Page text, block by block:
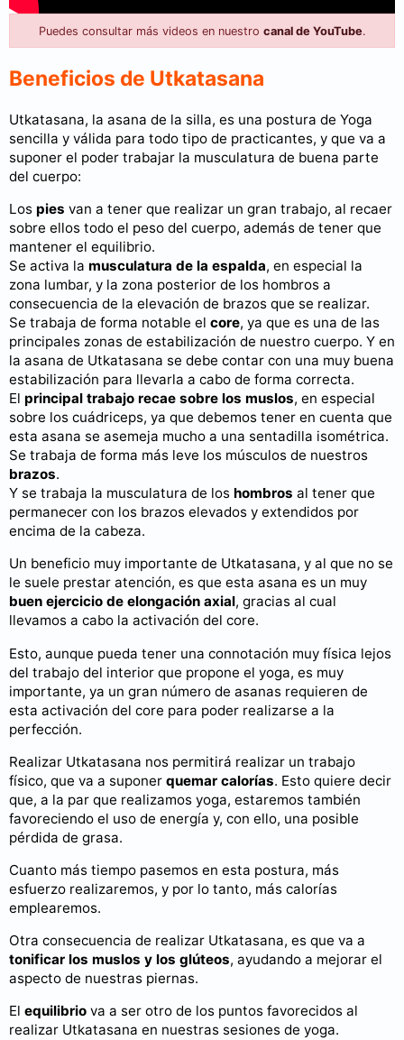
Puedes consultar más videos en nuestro canal de YouTube.
Beneficios de Utkatasana
Utkatasana, la asana de la silla, es una postura de Yoga
sencilla y válida para todo tipo de practicantes, y que va a
suponer el poder trabajar la musculatura de buena parte
del cuerpo:
Los pies van a tener que realizar un gran trabajo, al recaer
sobre ellos todo el peso del cuerpo, además de tener que
mantener el equilibrio.
Se activa la musculatura de la espalda, en especial la
zona lumbar, y la zona posterior de los hombros a
consecuencia de la elevación de brazos que se realizar.
Se trabaja de forma notable el core, ya que es una de las
principales zonas de estabilización de nuestro cuerpo. Y en
la asana de Utkatasana se debe contar con una muy buena
estabilización para llevarla a cabo de forma correcta.
El principal trabajo recae sobre los muslos, en especial
sobre los cuádriceps, ya que debemos tener en cuenta que
esta asana se asemeja mucho a una sentadilla isométrica.
Se trabaja de forma más leve los músculos de nuestros
brazos.
Y se trabaja la musculatura de los hombros al tener que
permanecer con los brazos elevados y extendidos por
encima de la cabeza.
Un beneficio muy importante de Utkatasana, y al que no se
le suele prestar atención, es que esta asana es un muy
buen ejercicio de elongación axial, gracias al cual
llevamos a cabo la activación del core.
Esto, aunque pueda tener una connotación muy física lejos
del trabajo del interior que propone el yoga, es muy
importante, ya un gran número de asanas requieren de
esta activación del core para poder realizarse a la
perfección.
Realizar Utkatasana nos permitirá realizar un trabajo
físico, que va a suponer quemar calorías. Esto quiere decir
que, a la par que realizamos yoga, estaremos también
favoreciendo el uso de energía y, con ello, una posible
pérdida de grasa.
Cuanto más tiempo pasemos en esta postura, más
esfuerzo realizaremos, y por lo tanto, más calorías
emplearemos.
Otra consecuencia de realizar Utkatasana, es que va a
tonificar los muslos y los glúteos, ayudando a mejorar el
aspecto de nuestras piernas.
El equilibrio va a ser otro de los puntos favorecidos al
realizar Utkatasana en nuestras sesiones de yoga.